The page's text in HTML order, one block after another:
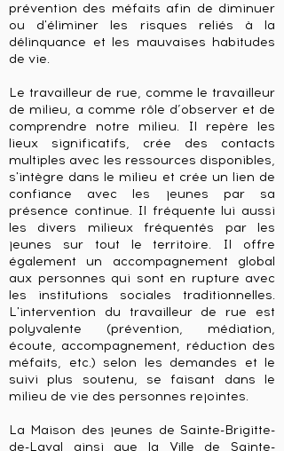
prévention des méfaits afin de diminuer
ou d'éliminer les risques reliés à la
délinquance et les mauvaises habitudes
de vie.
Le travailleur de rue, comme le travailleur
de milieu, a comme rôle d’observer et de
comprendre notre milieu. Il repère les
lieux significatifs, crée des contacts
multiples avec les ressources disponibles,
s'intègre dans le milieu et crée un lien de
confiance avec les jeunes par sa
présence continue. Il fréquente lui aussi
les divers milieux fréquentés par les
jeunes sur tout le territoire. Il offre
également un accompagnement global
aux personnes qui sont en rupture avec
les institutions sociales traditionnelles.
L'intervention du travailleur de rue est
polyvalente (prévention, médiation,
écoute, accompagnement, réduction des
méfaits, etc.) selon les demandes et le
suivi plus soutenu, se faisant dans le
milieu de vie des personnes rejointes.
La Maison des jeunes de Sainte-Brigitte-
de-Laval ainsi que la Ville de Sainte-